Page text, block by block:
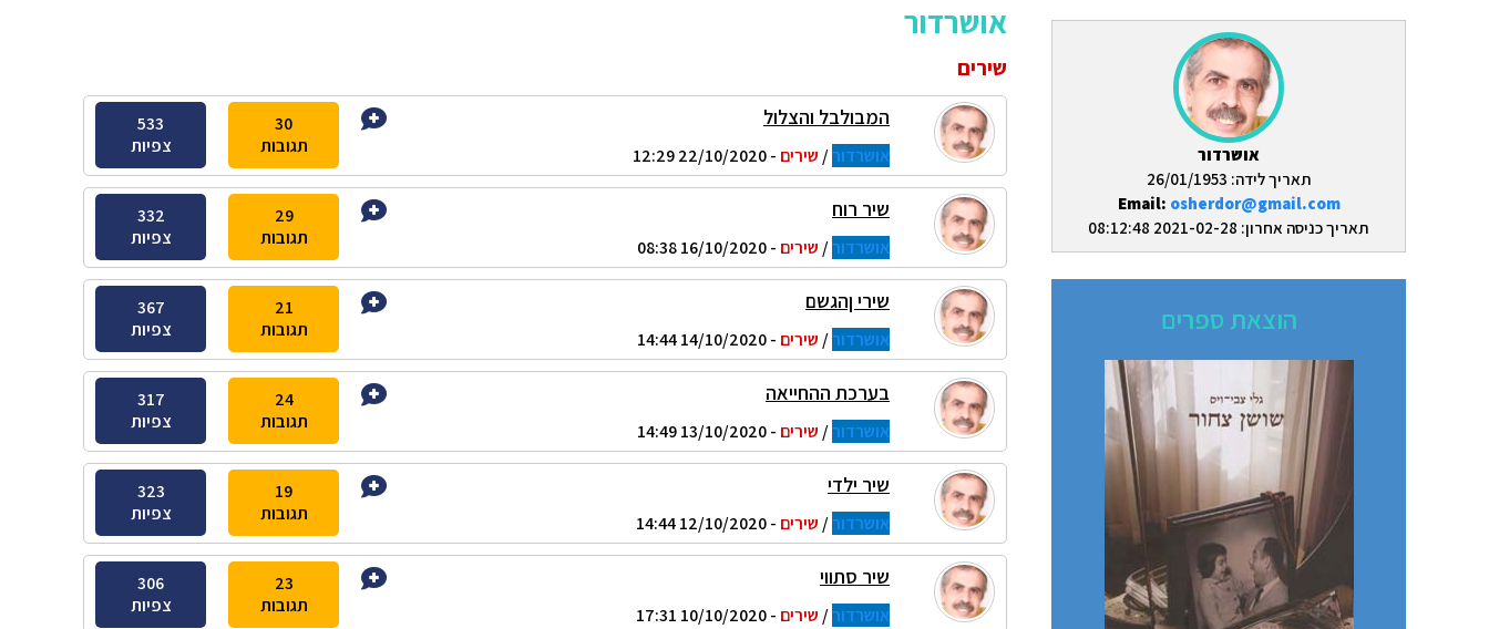
אושרדור
תאריך לידה: 26/01/1953
Email: osherdor@gmail.com
תאריך כניסה אחרון: 2021-02-28 08:12:48
הוצאת ספרים
אושרדור
שירים
המבולבל והצלול
אושרדור/שירים - 22/10/2020 12:29
30
תגובות
533
צפיות
שיר רוח
אושרדור/שירים - 16/10/2020 08:38
29
תגובות
332
צפיות
שירי ןהגשם
אושרדור/שירים - 14/10/2020 14:44
21
תגובות
367
צפיות
בערכת ההחייאה
אושרדור/שירים - 13/10/2020 14:49
24
תגובות
317
צפיות
שיר ילדי
אושרדור/שירים - 12/10/2020 14:44
19
תגובות
323
צפיות
שיר סתווי
אושרדור/שירים - 10/10/2020 17:31
23
תגובות
306
צפיות